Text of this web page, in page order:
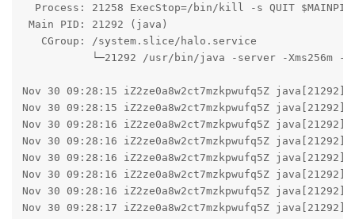
Process: 21258 ExecStop=/bin/kill -s QUIT
Main PID: 21292 (java)
   CGroup: /system.slice/halo.service
└─21292 /usr/bin/java -server -Xms256m -
Nov 30 09:28:15 iZ2ze0a8w2ct7mzkpwufq5Z
Nov 30 09:28:15 iZ2ze0a8w2ct7mzkpwufq5Z
Nov 30 09:28:16 iZ2ze0a8w2ct7mzkpwufq5Z
Nov 30 09:28:16 iZ2ze0a8w2ct7mzkpwufq5Z
Nov 30 09:28:16 iZ2ze0a8w2ct7mzkpwufq5Z
Nov 30 09:28:16 iZ2ze0a8w2ct7mzkpwufq5Z
Nov 30 09:28:16 iZ2ze0a8w2ct7mzkpwufq5Z
Nov 30 09:28:17 iZ2ze0a8w2ct7mzkpwufq5Z